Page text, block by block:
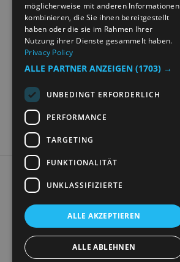
Accessibility Statement
Data Protection Policy
Contact Us
Digitale Reisebroschüre
möglicherweise mit anderen Informationen
kombinieren, die Sie ihnen bereitgestellt
haben oder die sie im Rahmen Ihrer
Nutzung ihrer Dienste gesammelt haben.
Privacy Policy
ALLE PARTNER ANZEIGEN (1703) →
UNBEDINGT ERFORDERLICH
PERFORMANCE
TARGETING
FUNKTIONALITÄT
UNKLASSIFIZIERTE
ALLE AKZEPTIEREN
ALLE ABLEHNEN